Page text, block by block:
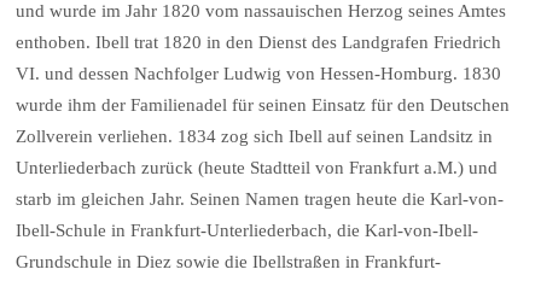
und wurde im Jahr 1820 vom nassauischen Herzog seines Amtes
enthoben. Ibell trat 1820 in den Dienst des Landgrafen Friedrich
VI. und dessen Nachfolger Ludwig von Hessen-Homburg. 1830
wurde ihm der Familienadel für seinen Einsatz für den Deutschen
Zollverein verliehen. 1834 zog sich Ibell auf seinen Landsitz in
Unterliederbach zurück (heute Stadtteil von Frankfurt a.M.) und
starb im gleichen Jahr. Seinen Namen tragen heute die Karl-von-
Ibell-Schule in Frankfurt-Unterliederbach, die Karl-von-Ibell-
Grundschule in Diez sowie die Ibellstraßen in Frankfurt-